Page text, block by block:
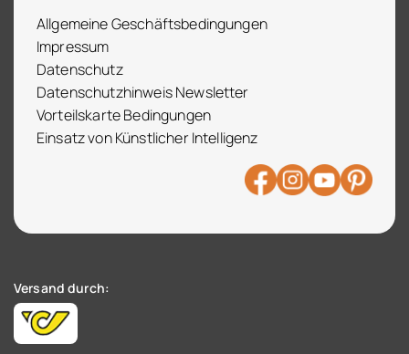
Allgemeine Geschäftsbedingungen
Impressum
Datenschutz
Datenschutzhinweis Newsletter
Vorteilskarte Bedingungen
Einsatz von Künstlicher Intelligenz
Versand durch: